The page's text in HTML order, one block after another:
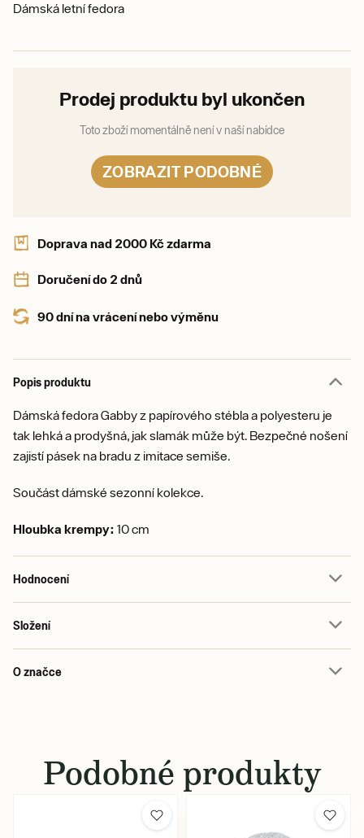
Dámská letní fedora
Prodej produktu byl ukončen
Toto zboží momentálně není v naší nabídce
ZOBRAZIT PODOBNÉ
Doprava nad 2000 Kč zdarma
Doručení do 2 dnů
90 dní na vrácení nebo výměnu
Popis produktu
Dámská fedora Gabby z papírového stébla a polyesteru je
tak lehká a prodyšná, jak slamák může být. Bezpečné nošení
zajistí pásek na bradu z imitace semiše.
Součást dámské sezonní kolekce.
Hloubka krempy: 10 cm
Hodnocení
Složení
O značce
Podobné produkty